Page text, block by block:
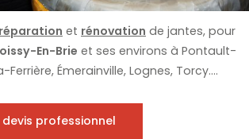
et rénovationde jantes, pour
En-Brie et ses environs à Pontault-
Émerainville, Lognes, Torcy....
professionnel